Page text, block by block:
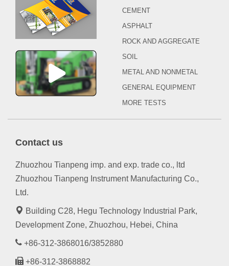
CEMENT
ASPHALT
ROCK AND AGGREGATE
SOIL
METAL AND NONMETAL
GENERAL EQUIPMENT
MORE TESTS
Contact us
Zhuozhou Tianpeng imp. and exp. trade co., ltd
Zhuozhou Tianpeng Instrument Manufacturing Co.,
Ltd.
Building C28, Hegu Technology Industrial Park,
Development Zone, Zhuozhou, Hebei, China
+86-312-3868016/3852880
+86-312-3868882